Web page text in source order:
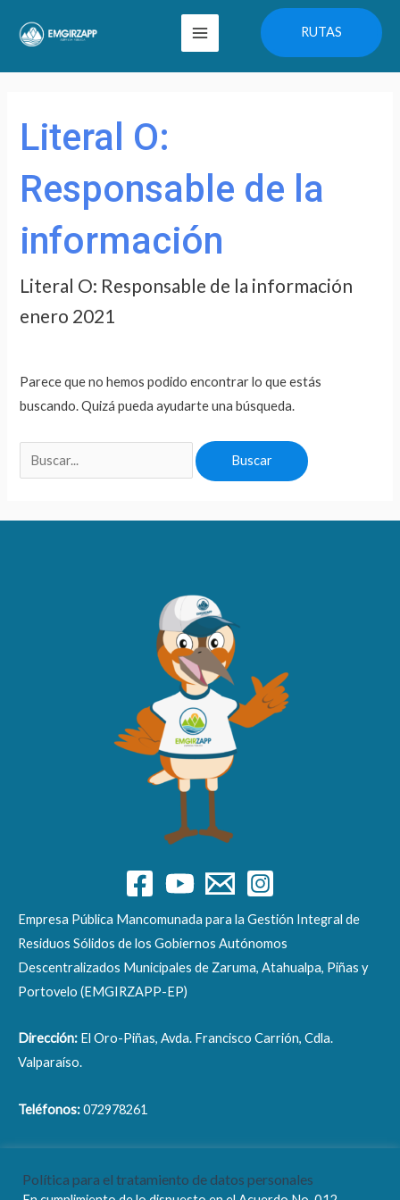
Main
Menu
RUTAS
Literal O:
Responsable de la
información
Literal O: Responsable de la información
enero 2021
Parece que no hemos podido encontrar lo que estás
buscando. Quizá pueda ayudarte una búsqueda.
Empresa Pública Mancomunada para la Gestión Integral de
Residuos Sólidos de los Gobiernos Autónomos
Descentralizados Municipales de Zaruma, Atahualpa, Piñas y
Portovelo (EMGIRZAPP-EP)
Dirección: El Oro-Piñas, Avda. Francisco Carrión, Cdla.
Valparaíso.
Teléfonos:072978261
Política para el tratamiento de datos personales